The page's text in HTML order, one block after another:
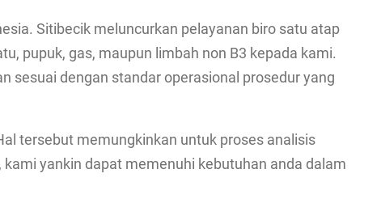
Sitibecik meluncurkan pelayanan biro satu atap
pupuk, gas, maupun limbah non B3 kepada kami.
sesuai dengan standar operasional prosedur yang
tersebut memungkinkan untuk proses analisis
yankin dapat memenuhi kebutuhan anda dalam